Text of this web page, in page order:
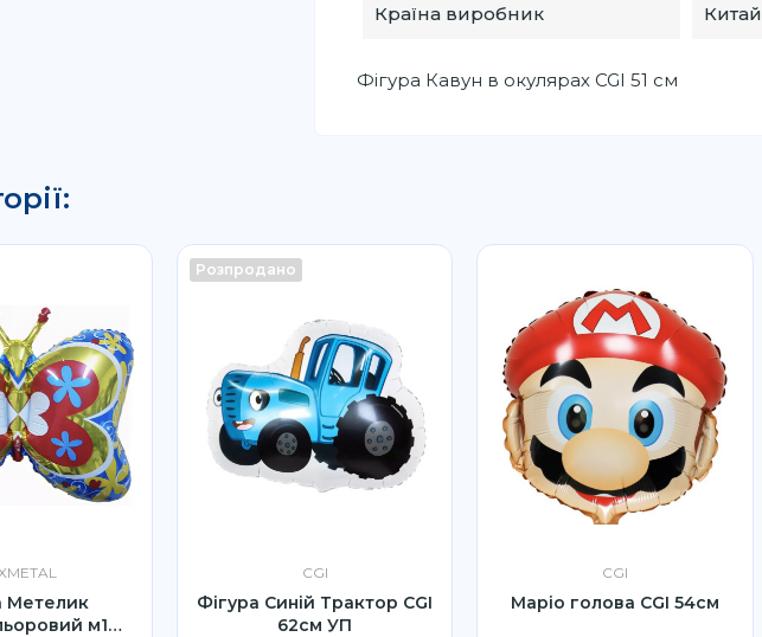
Країна виробник Китай
Фігура Кавун в окулярах CGI 51 см
Метелик
м1
Розпродано
CGI
Фігура Синій Трактор CGI
62см УП
CGI
Маріо голова CGI 54см